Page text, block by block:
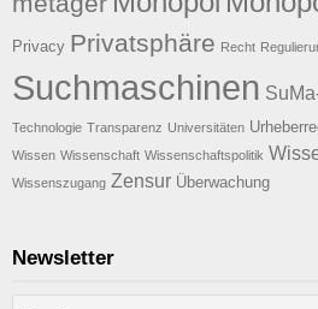
Privacy Privatsphäre Recht
Suchmaschinen
Technologie Transparenz Universitäten
Wissen Wissenschaft Wissenschaftspolitik
Wissenszugang Zensur Überwachung
Newsletter